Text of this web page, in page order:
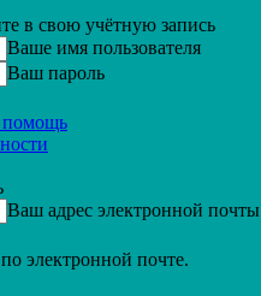
в свою учётную запись
Ваше имя пользователя
Ваш пароль
помощь
Ваш адрес электронной почты
электронной почте.